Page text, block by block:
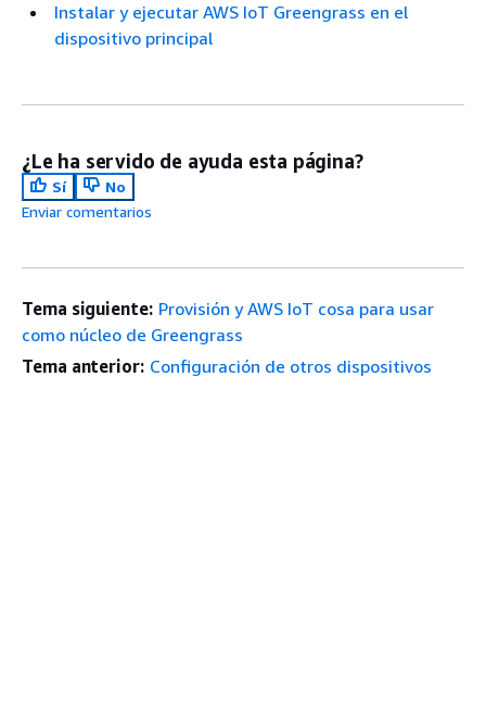
Instalar y ejecutar AWS IoT Greengrass en el
dispositivo principal
¿Le ha servido de ayuda esta página?
Sí
No
Enviar comentarios
Tema siguiente: Provisión y AWS IoT cosa para usar
como núcleo de Greengrass
Tema anterior: Configuración de otros dispositivos